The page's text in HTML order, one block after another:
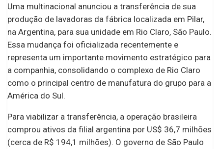
Uma multinacional anunciou a transferência de sua
produção de lavadoras da fábrica localizada em Pilar,
na Argentina, para sua unidade em Rio Claro, São Paulo.
Essa mudança foi oficializada recentemente e
representa um importante movimento estratégico para
a companhia, consolidando o complexo de Rio Claro
como o principal centro de manufatura do grupo para a
América do Sul.
Para viabilizar a transferência, a operação brasileira
comprou ativos da filial argentina por US$ 36,7 milhões
(cerca de R$ 194,1 milhões). O governo de São Paulo